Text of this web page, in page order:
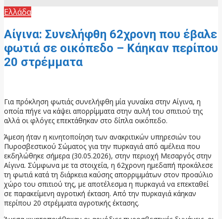
Ελλάδα
Αίγινα: Συνελήφθη 62χρονη που έβαλε
φωτιά σε οικόπεδο – Κάηκαν περίπου
20 στρέμματα
Για πρόκληση φωτιάς συνελήφθη μία γυναίκα στην Αίγινα, η
οποία πήγε να κάψει απορρίμματα στην αυλή του σπιτιού της
αλλά οι φλόγες επεκτάθηκαν στο δίπλα οικόπεδο.
Άμεση ήταν η κινητοποίηση των ανακριτικών υπηρεσιών του
Πυροσβεστικού Σώματος για την πυρκαγιά από αμέλεια που
εκδηλώθηκε σήμερα (30.05.2026), στην περιοχή Μεσαργός στην
Αίγινα. Σύμφωνα με τα στοιχεία, η 62χρονη ημεδαπή προκάλεσε
τη φωτιά κατά τη διάρκεια καύσης απορριμμάτων στον προαύλιο
χώρο του σπιτιού της, με αποτέλεσμα η πυρκαγιά να επεκταθεί
σε παρακείμενη αγροτική έκταση. Από την πυρκαγιά κάηκαν
περίπου 20 στρέμματα αγροτικής έκτασης.